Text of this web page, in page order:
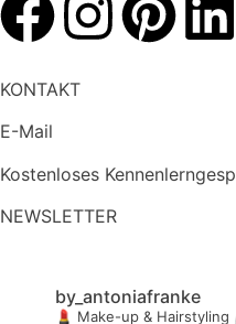
KONTAKT
E-Mail
Kostenloses
NEWSLETTER
by_antoniafranke
💄 Make-up & Hairstyling